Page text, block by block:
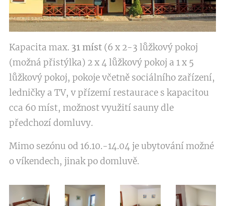
Kapacita max. 31 míst (6 x 2-3 lůžkový pokoj
(možná přistýlka) 2 x 4 lůžkový pokoj a 1 x 5
lůžkový pokoj, pokoje včetně sociálního zařízení,
ledničky a TV, v přízemí restaurace s kapacitou
cca 60 míst, možnost využití sauny dle
předchozí domluvy.
Mimo sezónu od 16.10.-14.04 je ubytování možné
o víkendech, jinak po domluvě.